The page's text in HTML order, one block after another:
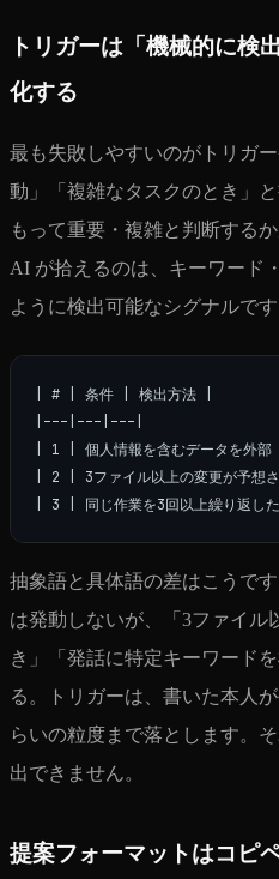
トリガーは「機械的に検
化する
最も失敗しやすいのがトリガ
動」「複雑なタスクのとき」と
もって重要・複雑と判断する
AI が拾えるのは、キーワード
ように検出可能なシグナルです
| # | 条件 | 検出方法 |
|---|---|---|
| 1 | 個人情報を含むデータを外
| 2 | 3ファイル以上の変更が予想
抽象語と具体語の差はこうで
は発動しないが、「3ファイル
き」「発話に特定キーワード
る。トリガーは、書いた本人
らいの粒度まで落とします。
出できません。
提案フォーマットはコピ